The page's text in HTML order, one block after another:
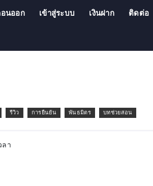
นออก เข้าสู่ระบบ เงินฝาก ติดต่อ
รีวิว การยืนยัน พันธมิตร บทช่วยสอน
ลา